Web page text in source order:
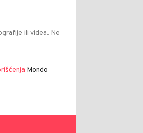
ili videa. Ne
Mondo